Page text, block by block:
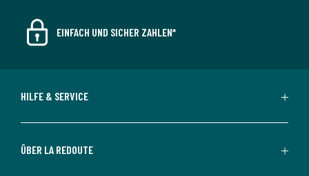
EINFACH UND SICHER ZAHLEN*
HILFE & SERVICE
ÜBER LA REDOUTE